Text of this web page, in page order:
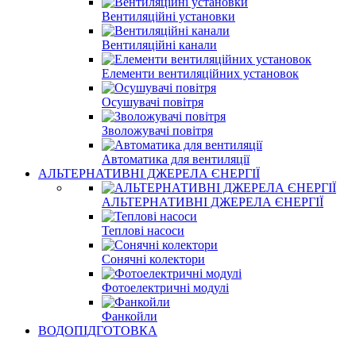
Вентиляційні установки
Вентиляційні канали
Елементи вентиляційних установок
Осушувачі повітря
Зволожувачі повітря
Автоматика для вентиляції
АЛЬТЕРНАТИВНІ ДЖЕРЕЛА ЄНЕРГІЇ
АЛЬТЕРНАТИВНІ ДЖЕРЕЛА ЄНЕРГІЇ
Теплові насоси
Сонячні колектори
Фотоелектричні модулі
Фанкойли
ВОДОПІДГОТОВКА